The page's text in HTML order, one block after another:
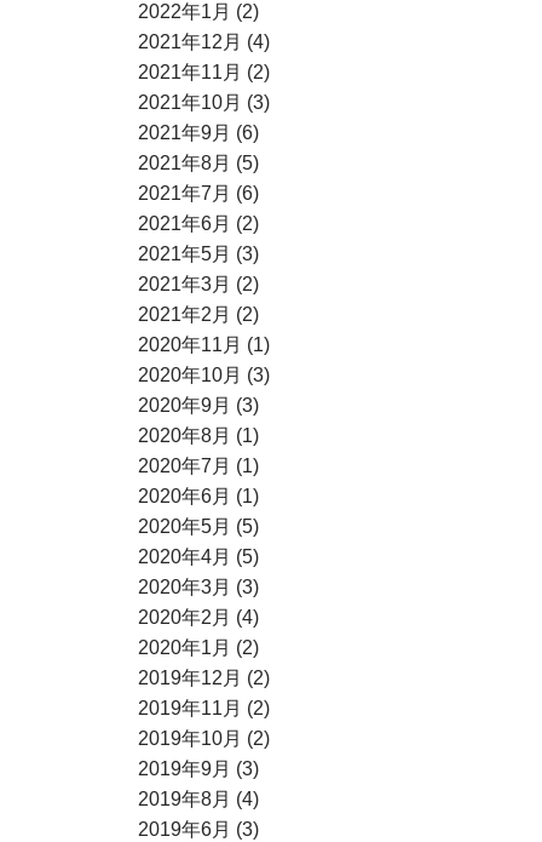
2022年1月 (2)
2021年12月 (4)
2021年11月 (2)
2021年10月 (3)
2021年9月 (6)
2021年8月 (5)
2021年7月 (6)
2021年6月 (2)
2021年5月 (3)
2021年3月 (2)
2021年2月 (2)
2020年11月 (1)
2020年10月 (3)
2020年9月 (3)
2020年8月 (1)
2020年7月 (1)
2020年6月 (1)
2020年5月 (5)
2020年4月 (5)
2020年3月 (3)
2020年2月 (4)
2020年1月 (2)
2019年12月 (2)
2019年11月 (2)
2019年10月 (2)
2019年9月 (3)
2019年8月 (4)
2019年6月 (3)